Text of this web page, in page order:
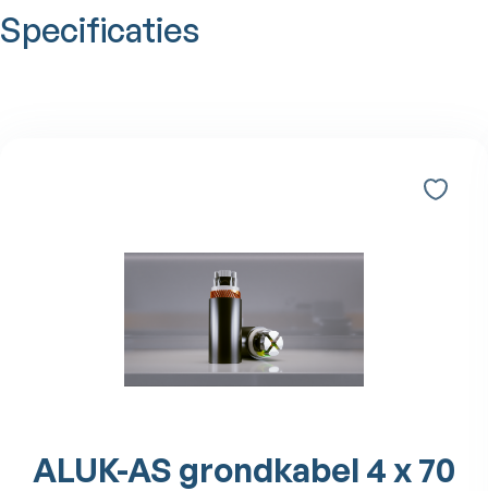
Specificaties
ALUK-AS grondkabel 4 x 70